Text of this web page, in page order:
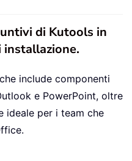
di Kutools in
installazione.
include componenti
e PowerPoint, oltre
ideale per i team che